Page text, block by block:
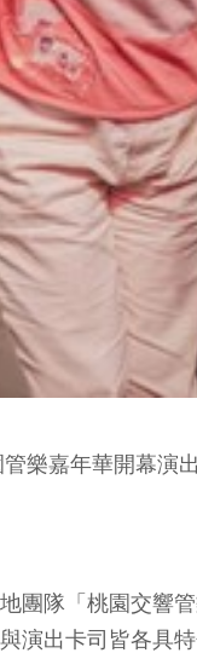
樂嘉年華開幕演
團隊「桃園交響
演出卡司皆各具